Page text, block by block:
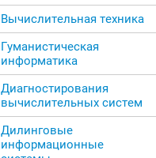
Вычислительная техника
Гуманистическая
информатика
Диагностирования
вычислительных систем
Дилинговые
информационные